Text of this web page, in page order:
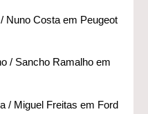
Nuno Costa em Peugeot
/ Sancho Ramalho em
/ Miguel Freitas em Ford